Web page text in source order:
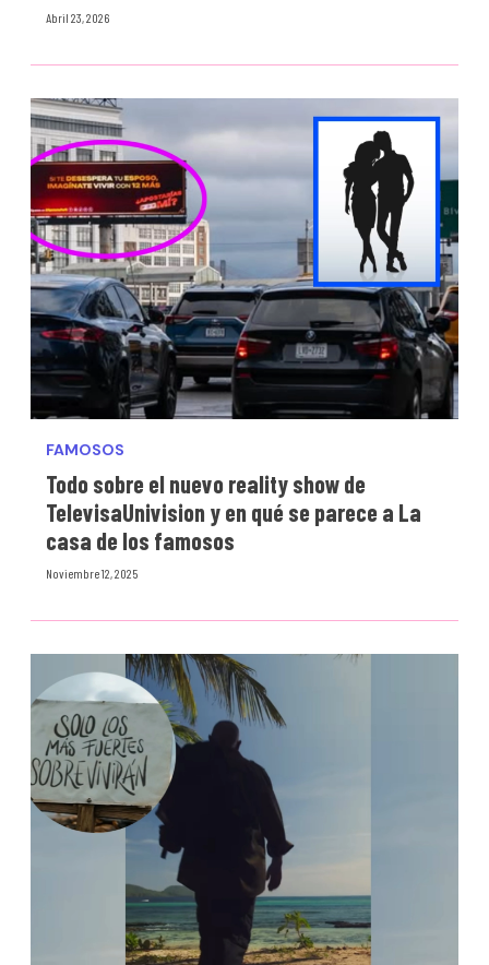
Abril 23, 2026
FAMOSOS
Todo sobre el nuevo reality show de
TelevisaUnivision y en qué se parece a La
casa de los famosos
Noviembre 12, 2025